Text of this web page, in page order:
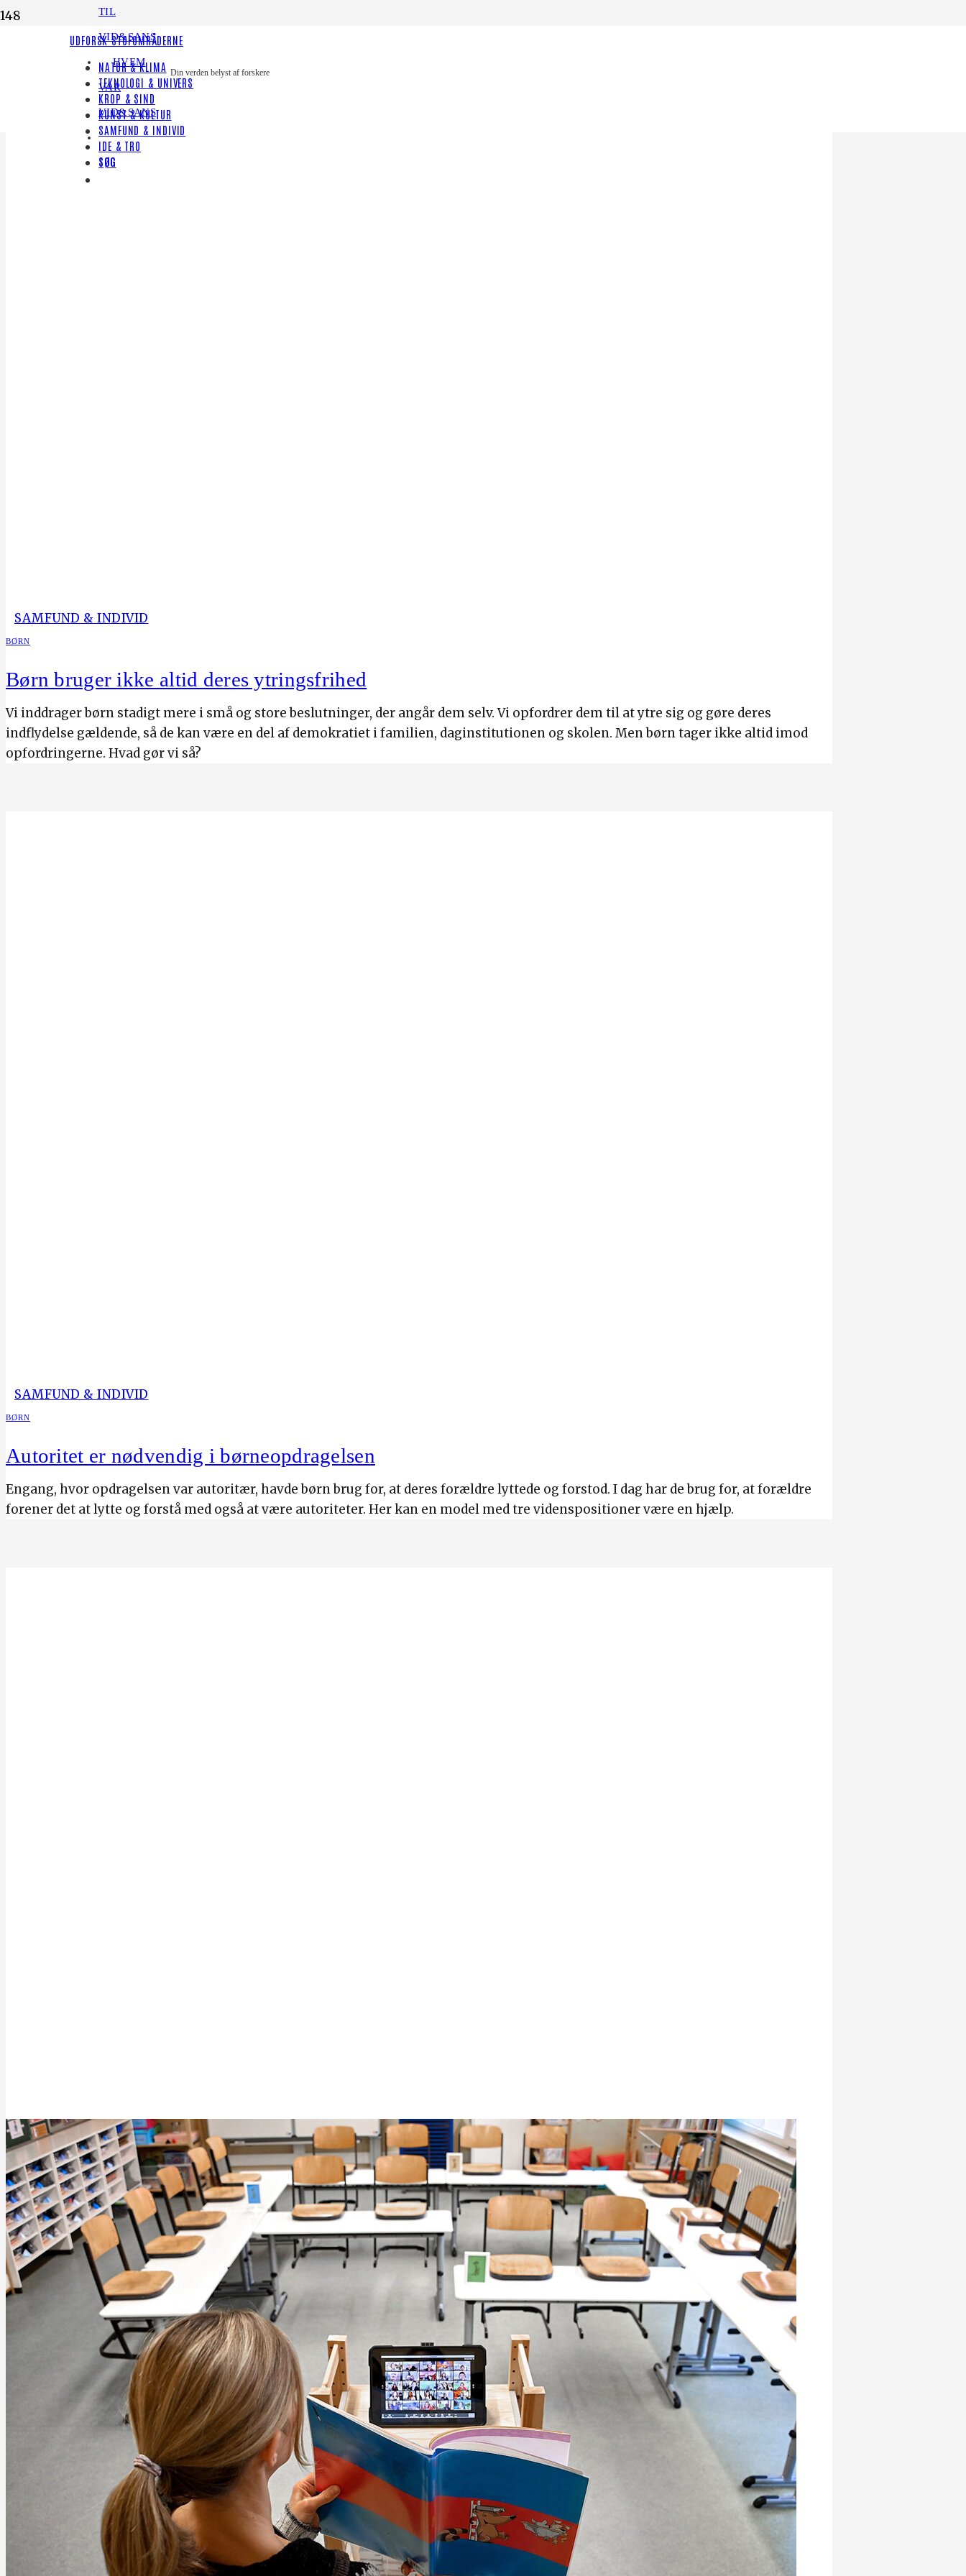
TIL
VID&SANS
HVEM
VAR
VID&SANS
Din verden belyst af forskere
UDFORSK STOFOMRÅDERNE
NATUR & KLIMA
TEKNOLOGI & UNIVERS
KROP & SIND
KUNST & KULTUR
SAMFUND & INDIVID
IDE & TRO
SØG
SAMFUND & INDIVID
BØRN
Børn bruger ikke altid deres ytringsfrihed
Vi inddrager børn stadigt mere i små og store beslutninger, der angår dem selv. Vi opfordrer dem til at ytre sig og gøre deres
indflydelse gældende, så de kan være en del af demokratiet i familien, daginstitutionen og skolen. Men børn tager ikke altid imod
opfordringerne. Hvad gør vi så?
SAMFUND & INDIVID
BØRN
Autoritet er nødvendig i børneopdragelsen
Engang, hvor opdragelsen var autoritær, havde børn brug for, at deres forældre lyttede og forstod. I dag har de brug for, at forældre
forener det at lytte og forstå med også at være autoriteter. Her kan en model med tre videnspositioner være en hjælp.